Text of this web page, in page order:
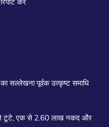
रिपोर्ट करे
का सल्लेखना पूर्वक उत्कृष्ट समाधि
टूटे, एक से 2.60 लाख नकद और